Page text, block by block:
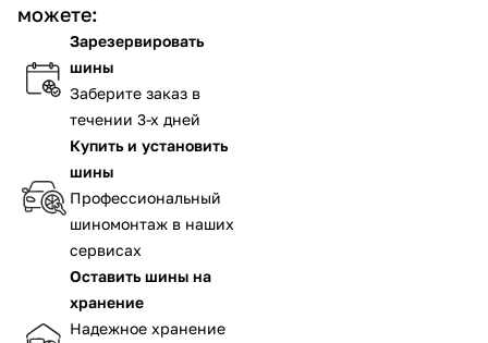
можете:
Зарезервировать
шины
Заберите заказ в
течении 3-х дней
Купить и установить
шины
Профессиональный
шиномонтаж в наших
сервисах
Оставить шины на
хранение
Надежное хранение